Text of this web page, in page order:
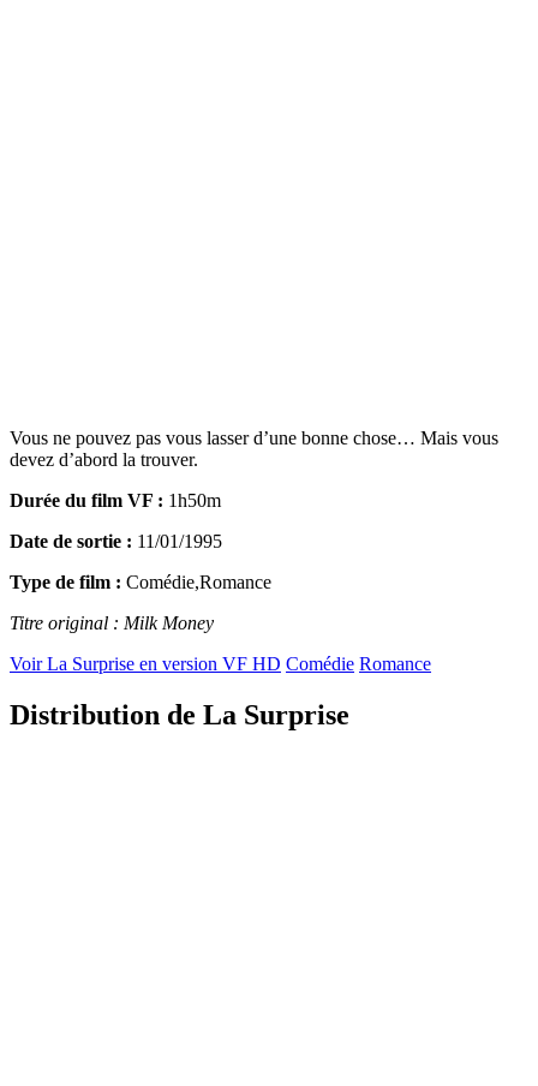
Vous ne pouvez pas vous lasser d’une bonne chose… Mais vous
devez d’abord la trouver.
Durée du film VF : 1h50m
Date de sortie : 11/01/1995
Type de film : Comédie,Romance
Titre original : Milk Money
Voir La Surprise en version VF HD Comédie Romance
Distribution de La Surprise